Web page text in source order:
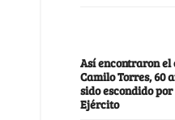
Así encontraron
Camilo Torres, 60
sido escondido
Ejército